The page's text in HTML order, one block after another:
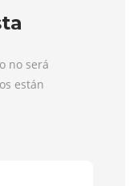
no será
están